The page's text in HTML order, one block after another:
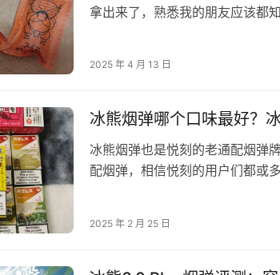
拿出来了，熟悉我的朋友应该都
2025 年 4 月 13 日
冰熊烟弹哪个口味最好？
冰熊烟弹也是悦刻的老通配烟弹
配烟弹，相信悦刻的用户们都或
2025 年 2 月 25 日